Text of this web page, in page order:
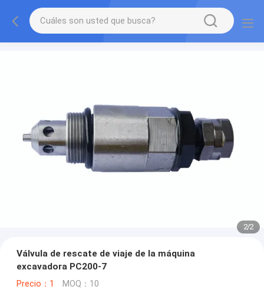
2/2
Válvula de rescate de viaje de la máquina
excavadora PC200-7
Precio：1 MOQ：10